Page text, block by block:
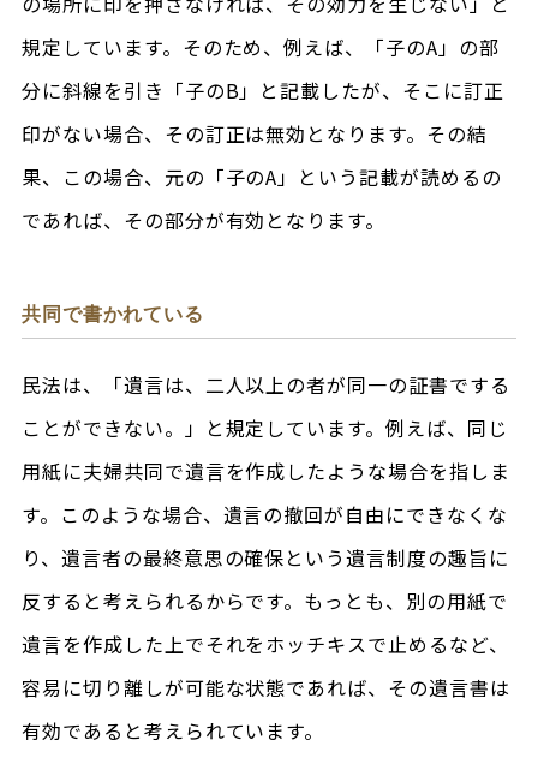
規定しています。そのため、例えば、「子のA」の部
分に斜線を引き「子のB」と記載したが、そこに訂正
印がない場合、その訂正は無効となります。その結
果、この場合、元の「子のA」という記載が読めるの
であれば、その部分が有効となります。
共同で書かれている
民法は、「遺言は、二人以上の者が同一の証書でする
ことができない。」と規定しています。例えば、同じ
用紙に夫婦共同で遺言を作成したような場合を指しま
す。このような場合、遺言の撤回が自由にできなくな
り、遺言者の最終意思の確保という遺言制度の趣旨に
反すると考えられるからです。もっとも、別の用紙で
遺言を作成した上でそれをホッチキスで止めるなど、
容易に切り離しが可能な状態であれば、その遺言書は
有効であると考えられています。